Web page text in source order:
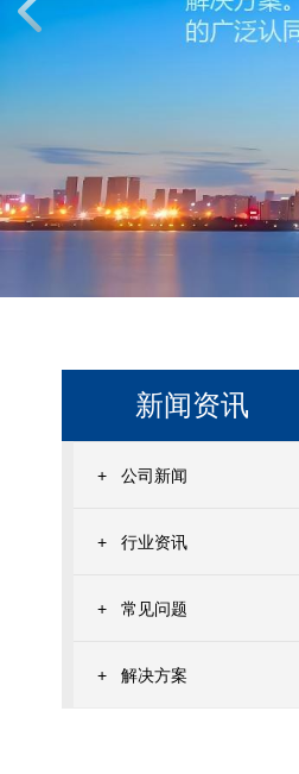
新闻资讯
+ 公司新闻
+ 行业资讯
+ 常见问题
+ 解决方案